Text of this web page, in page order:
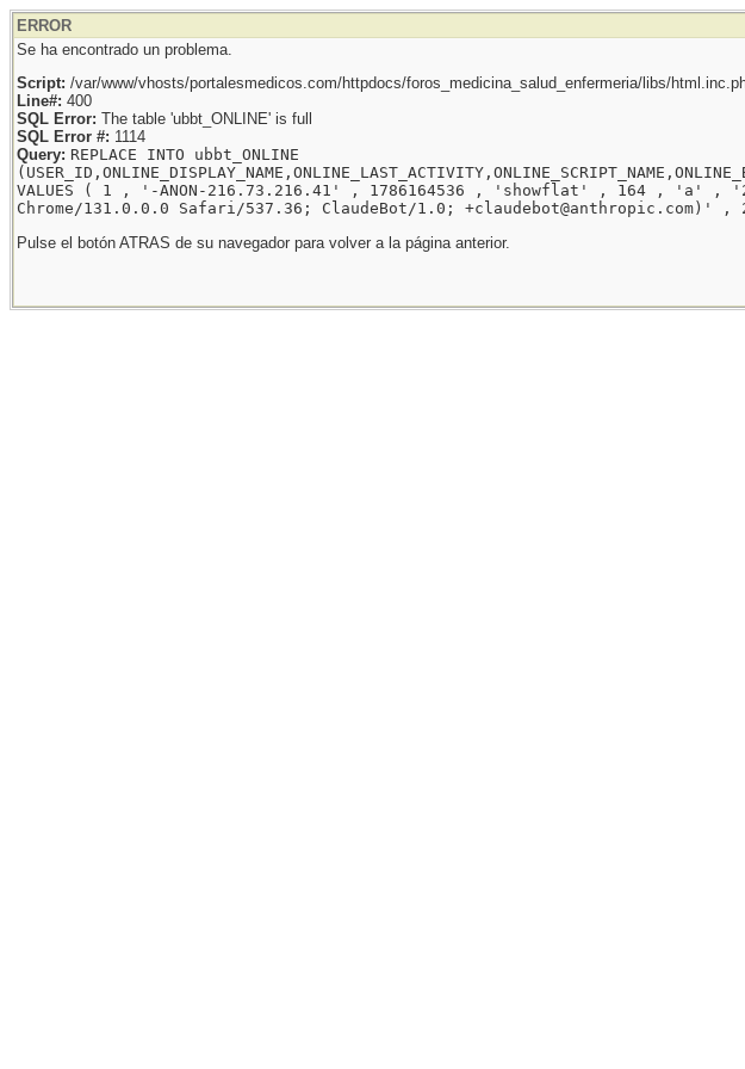
ERROR
Se ha encontrado un problema.
Script: /var/www/vhosts/portalesmedicos.com/httpdocs/foros_medicina_salud_enfermeria/libs/
Line#: 400
SQL Error: The table 'ubbt_ONLINE' is full
SQL Error #: 1114
Query: REPLACE INTO ubbt_ONLINE
VALUES ( 1 , '-ANON-216.73.216.41' , 1786164536 , 'showflat' , 164 , 'a' ,
Chrome/131.0.0.0 Safari/537.36; ClaudeBot/1.0;
Pulse el botón ATRAS de su navegador para volver a la página anterior.